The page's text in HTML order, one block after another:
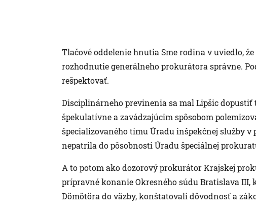
Tlačové oddelenie hnutia Sme rodina v uviedlo,
rozhodnutie generálneho prokurátora správne.
rešpektovať.
Disciplinárneho previnenia sa mal Lipšic dopustiť
špekulatívne a zavádzajúcim spôsobom
špecializovaného tímu Úradu inšpekčnej služby
nepatrila do pôsobnosti Úradu špeciálnej
A to potom ako dozorový prokurátor Krajskej
prípravné konanie Okresného súdu Bratislava III,
Dömötöra do väzby, konštatovali dôvodnosť a